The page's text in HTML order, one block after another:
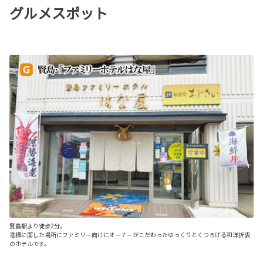
グルメスポット
賢島駅より徒歩2分。
港横に面した場所にファミリー向けにオーナーがこだわったゆっくりとくつろげる和洋折衷
のホテルです。